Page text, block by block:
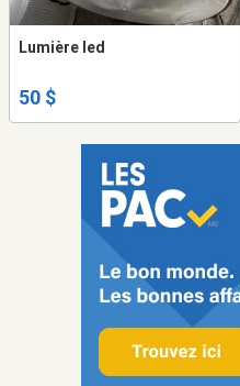
Lumière led
50 $